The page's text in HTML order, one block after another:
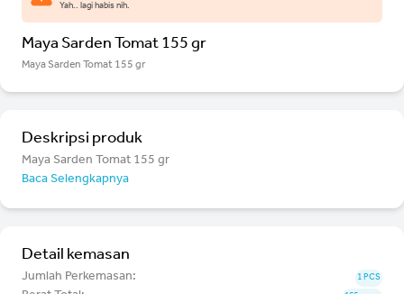
Yah.. lagi habis nih.
Maya Sarden Tomat 155 gr
Maya Sarden Tomat 155 gr
Deskripsi produk
Maya Sarden Tomat 155 gr
Baca Selengkapnya
Detail kemasan
Jumlah Perkemasan: 1 PCS